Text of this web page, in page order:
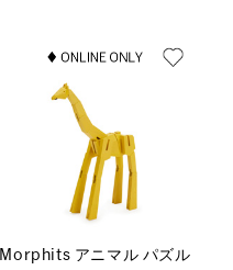
Morphits アニマル パズル